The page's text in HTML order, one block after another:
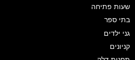
שעות פתיחה
בתי ספר
גני ילדים
קניונים